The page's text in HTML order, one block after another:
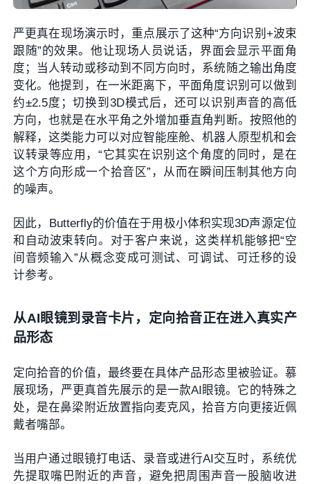
严更真在现场演示时，重点展示了这种“方向识别+波束
跟随”的效果。他让现场人员说话，界面会显示平面角
度；当人转动或移动到不同方向时，系统随之输出角度
变化。他提到，在一米距离下，平面角度识别可以做到
约±2.5度；切换到3D模式后，还可以识别声音的高低
方向，也就是在水平角之外增加垂直角判断。按照他的
解释，这类能力可以对应智能座舱、机器人原型机和会
议转录等应用，“它其实在识别这个角度的同时，是在
这个方向形成一个拾音区”，从而在瞬间压制其他方向
的噪声。
因此，Butterfly的价值在于用极小体积实现3D声源定位
和自动波束转向。对于客户来说，这类样机能够把“空
间音频输入”从概念变成可测试、可调试、可迁移的设
计参考。
从AI眼镜到录音卡片，定向拾音正在进入真实产
品形态
定向拾音的价值，最终要在具体产品形态里被验证。慕
展现场，严更真首先展示的是一款AI眼镜。它的特殊之
处，是在鼻梁附近放置指向麦克风，拾音方向更接近佩
戴者嘴部。
当用户通过眼镜打电话、录音或进行AI交互时，系统优
先提取嘴巴附近的声音，避免把周围声音一股脑收进